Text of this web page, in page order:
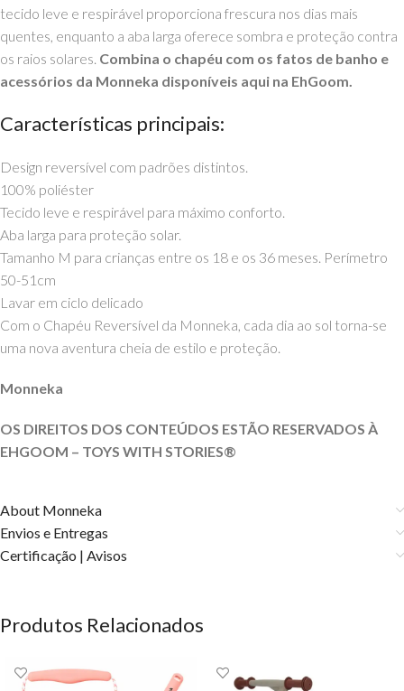
tecido leve e respirável proporciona frescura nos dias mais
quentes, enquanto a aba larga oferece sombra e proteção contra
os raios solares. Combina o chapéu com os fatos de banho e
acessórios da Monneka disponíveis aqui na EhGoom.
Características principais:
Design reversível com padrões distintos.
100% poliéster
Tecido leve e respirável para máximo conforto.
Aba larga para proteção solar.
Tamanho M para crianças entre os 18 e os 36 meses. Perímetro
50-51cm
Lavar em ciclo delicado
Com o Chapéu Reversível da Monneka, cada dia ao sol torna-se
uma nova aventura cheia de estilo e proteção.
Monneka
OS DIREITOS DOS CONTEÚDOS ESTÃO RESERVADOS À
EHGOOM – TOYS WITH STORIES®️
About Monneka
Envios e Entregas
Certificação | Avisos
Produtos Relacionados